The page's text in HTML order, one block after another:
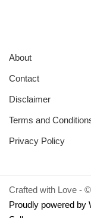
About
Contact
Disclaimer
Terms and
Privacy Policy
Crafted with Love -
Proudly powered by